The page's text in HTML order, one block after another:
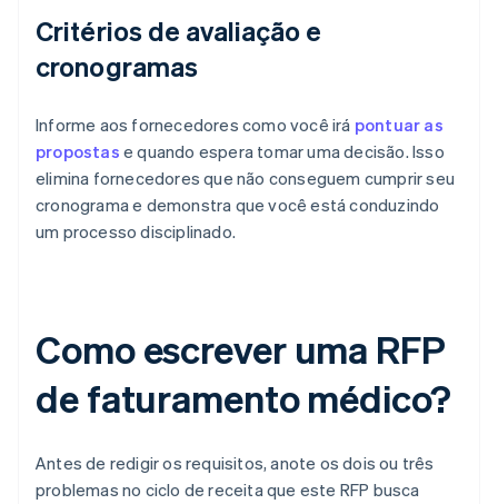
Critérios de avaliação e
cronogramas
Informe aos fornecedores como você irá pontuar as
propostas e quando espera tomar uma decisão. Isso
elimina fornecedores que não conseguem cumprir seu
cronograma e demonstra que você está conduzindo
um processo disciplinado.
Como escrever uma RFP
de faturamento médico?
Antes de redigir os requisitos, anote os dois ou três
problemas no ciclo de receita que este RFP busca